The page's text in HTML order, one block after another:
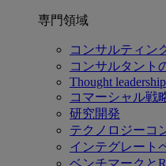
専門領域
コンサルティン
コンサルタント
Thought
コマーシャル戦
研究開発
テクノロジーコ
インテグレート
ベンチマークと